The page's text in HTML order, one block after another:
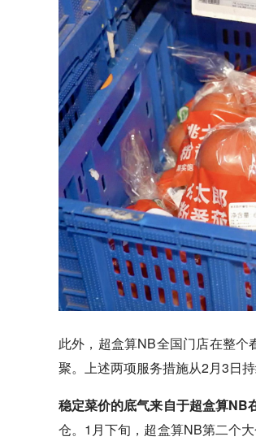
此外，超盒算NB全国门店在整
聚。上述两项服务措施从2月3日
稳定菜价的底气来自于超盒算NB
仓。1月下旬，超盒算NB第二个